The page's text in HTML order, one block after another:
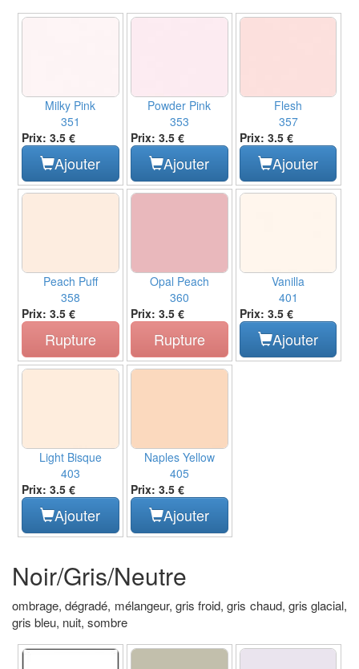
Milky Pink
351
Prix: 3.5 €
Ajouter
Powder Pink
353
Prix: 3.5 €
Ajouter
Flesh
357
Prix: 3.5 €
Ajouter
Peach Puff
358
Prix: 3.5 €
Rupture
Opal Peach
360
Prix: 3.5 €
Rupture
Vanilla
401
Prix: 3.5 €
Ajouter
Light Bisque
403
Prix: 3.5 €
Ajouter
Naples Yellow
405
Prix: 3.5 €
Ajouter
Noir/Gris/Neutre
ombrage, dégradé, mélangeur, gris froid, gris chaud, gris glacial,
gris bleu, nuit, sombre